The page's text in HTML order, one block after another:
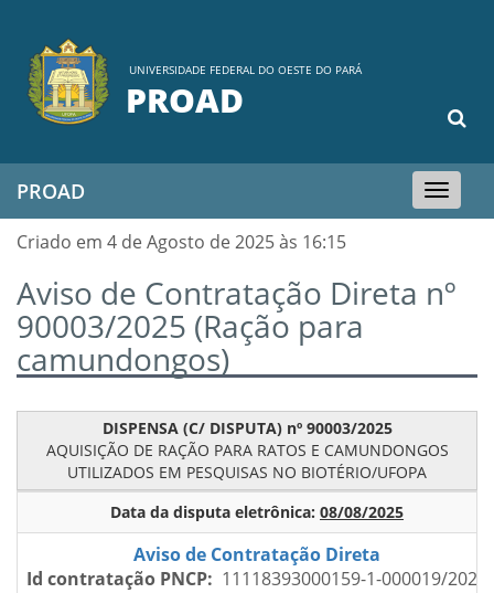
UNIVERSIDADE FEDERAL DO OESTE DO PARÁ
PROAD
Toggle
navigation
PROAD
Criado em 4 de Agosto de 2025 às 16:15
Aviso de Contratação Direta nº
90003/2025 (Ração para
camundongos)
DISPENSA (C/ DISPUTA) nº 90003/2025
AQUISIÇÃO DE RAÇÃO PARA RATOS E CAMUNDONGOS
UTILIZADOS EM PESQUISAS NO BIOTÉRIO/UFOPA
Data da disputa eletrônica: 08/08/2025
Aviso de Contratação Direta
Id contratação PNCP: 11118393000159-1-000019/2025